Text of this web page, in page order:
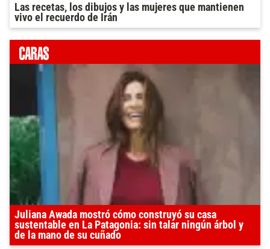
Las recetas, los dibujos y las mujeres que mantienen
vivo el recuerdo de Irán
Juliana Awada mostró cómo construyó su casa
sustentable en La Patagonia: sin talar ningún árbol y
de la mano de su cuñado